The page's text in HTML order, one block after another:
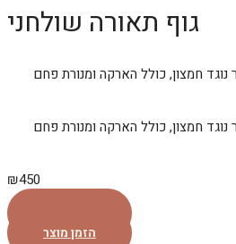
גוף תאורה שולחני
חמצון, כולל הארקה ומנורת פחם
חמצון, כולל הארקה ומנורת פחם
₪450
הזמן מוצר